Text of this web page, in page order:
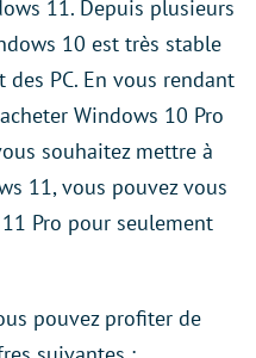
11. Depuis plusieurs
10 est très stable
PC. En vous rendant
Windows 10 Pro
souhaitez mettre à
11, vous pouvez vous
Pro pour seulement
pouvez profiter de